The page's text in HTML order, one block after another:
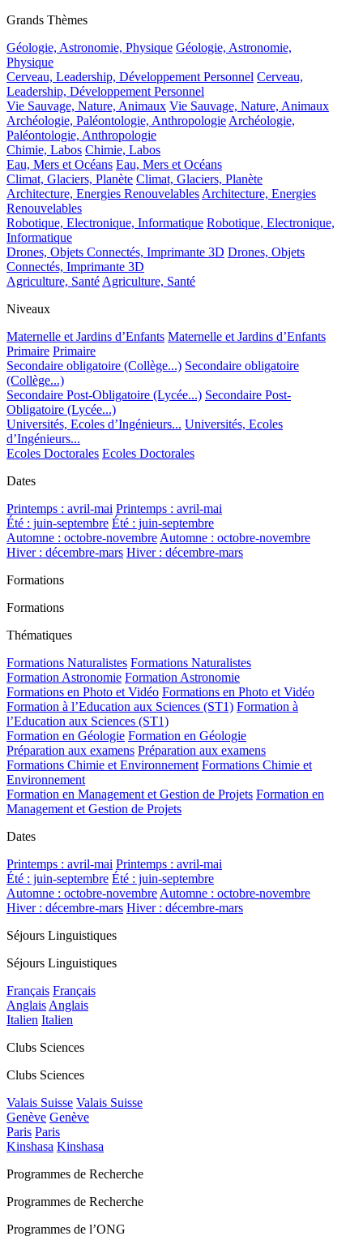
Grands Thèmes
Géologie, Astronomie, Physique Géologie, Astronomie,
Physique
Cerveau, Leadership, Développement Personnel Cerveau,
Leadership, Développement Personnel
Vie Sauvage, Nature, Animaux Vie Sauvage, Nature, Animaux
Archéologie, Paléontologie, Anthropologie Archéologie,
Paléontologie, Anthropologie
Chimie, Labos Chimie, Labos
Eau, Mers et Océans Eau, Mers et Océans
Climat, Glaciers, Planète Climat, Glaciers, Planète
Architecture, Energies Renouvelables Architecture, Energies
Renouvelables
Robotique, Electronique, Informatique Robotique, Electronique,
Informatique
Drones, Objets Connectés, Imprimante 3D Drones, Objets
Connectés, Imprimante 3D
Agriculture, Santé Agriculture, Santé
Niveaux
Maternelle et Jardins d’Enfants Maternelle et Jardins d’Enfants
Primaire Primaire
Secondaire obligatoire (Collège...) Secondaire obligatoire
(Collège...)
Secondaire Post-Obligatoire (Lycée...) Secondaire Post-
Obligatoire (Lycée...)
Universités, Ecoles d’Ingénieurs... Universités, Ecoles
d’Ingénieurs...
Ecoles Doctorales Ecoles Doctorales
Dates
Printemps : avril-mai Printemps : avril-mai
Été : juin-septembre Été : juin-septembre
Automne : octobre-novembre Automne : octobre-novembre
Hiver : décembre-mars Hiver : décembre-mars
Formations
Formations
Thématiques
Formations Naturalistes Formations Naturalistes
Formation Astronomie Formation Astronomie
Formations en Photo et Vidéo Formations en Photo et Vidéo
Formation à l’Education aux Sciences (ST1) Formation à
l’Education aux Sciences (ST1)
Formation en Géologie Formation en Géologie
Préparation aux examens Préparation aux examens
Formations Chimie et Environnement Formations Chimie et
Environnement
Formation en Management et Gestion de Projets Formation en
Management et Gestion de Projets
Dates
Printemps : avril-mai Printemps : avril-mai
Été : juin-septembre Été : juin-septembre
Automne : octobre-novembre Automne : octobre-novembre
Hiver : décembre-mars Hiver : décembre-mars
Séjours Linguistiques
Séjours Linguistiques
Français Français
Anglais Anglais
Italien Italien
Clubs Sciences
Clubs Sciences
Valais Suisse Valais Suisse
Genève Genève
Paris Paris
Kinshasa Kinshasa
Programmes de Recherche
Programmes de Recherche
Programmes de l’ONG